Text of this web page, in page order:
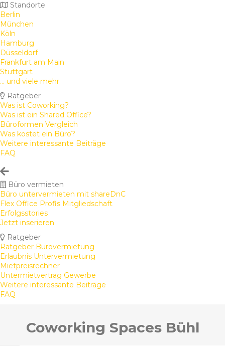
Standorte
Berlin
München
Köln
Hamburg
Düsseldorf
Frankfurt am Main
Stuttgart
... und viele mehr
Ratgeber
Was ist Coworking?
Was ist ein Shared Office?
Büroformen Vergleich
Was kostet ein Büro?
Weitere interessante Beiträge
FAQ
Büro vermieten
Büro untervermieten mit shareDnC
Flex Office Profis Mitgliedschaft
Erfolgsstories
Jetzt inserieren
Ratgeber
Ratgeber Bürovermietung
Erlaubnis Untervermietung
Mietpreisrechner
Untermietvertrag Gewerbe
Weitere interessante Beiträge
FAQ
Coworking Spaces Bühl